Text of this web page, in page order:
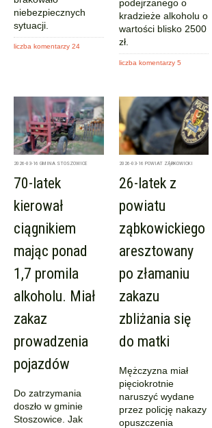
niebezpiecznych
sytuacji.
liczba komentarzy 24
podejrzanego o
kradzieże alkoholu o
wartości blisko 2500
zł.
liczba komentarzy 5
2026-03-16 GMINA STOSZOWICE
70-latek
kierował
ciągnikiem
mając ponad
1,7 promila
alkoholu. Miał
zakaz
prowadzenia
pojazdów
Do zatrzymania
doszło w gminie
Stoszowice. Jak
2026-03-16 POWIAT ZĄBKOWICKI
26-latek z
powiatu
ząbkowickiego
aresztowany
po złamaniu
zakazu
zbliżania się
do matki
Mężczyzna miał
pięciokrotnie
naruszyć wydane
przez policję nakazy
opuszczenia